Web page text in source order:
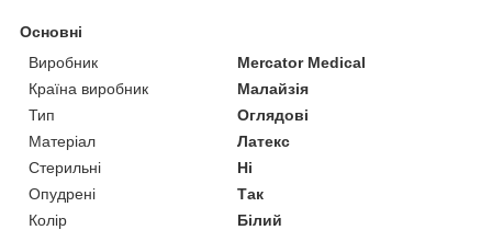
Основні
Виробник
Mercator Medical
Країна виробник
Малайзія
Тип
Оглядові
Матеріал
Латекс
Стерильні
Ні
Опудрені
Так
Колір
Білий